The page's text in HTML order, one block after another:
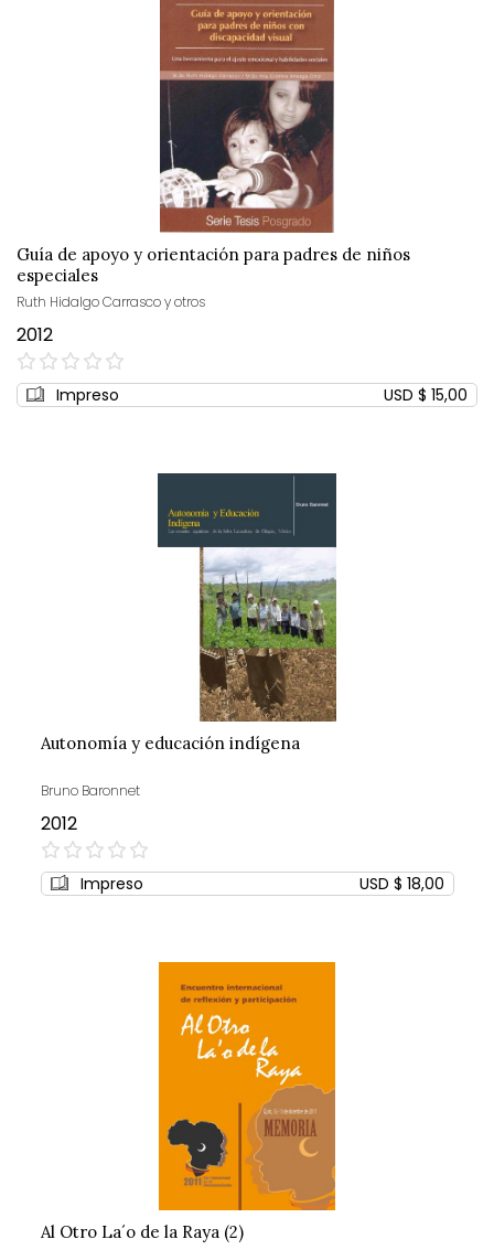
Guía de apoyo y orientación para padres de niños
especiales
Ruth Hidalgo Carrasco y otros
2012
0%
Impreso USD $ 15,00
Autonomía y educación indígena
Bruno Baronnet
2012
0%
Impreso USD $ 18,00
Al Otro La´o de la Raya (2)